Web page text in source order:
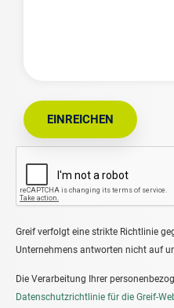
EINREICHEN
Greif verfolgt eine strikte Richtlinie
Unternehmens antworten nicht auf
Die Verarbeitung Ihrer
Datenschutzrichtlinie für die Greif-